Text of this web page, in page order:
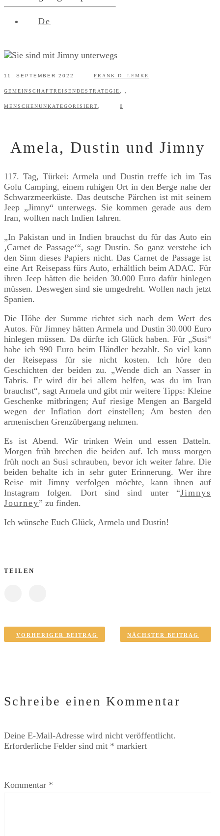
De
11. SEPTEMBER 2022 FRANK D. LEMKE
GEMEINSCHAFT ,
REISENDE ,
STRATEGIE
MENSCHEN ,
UNKATEGORISIERT 0
Amela, Dustin und Jimny
117. Tag, Türkei: Armela und Dustin treffe ich im Tas
Golu Camping, einem ruhigen Ort in den Berge nahe der
Schwarzmeerküste. Das deutsche Pärchen ist mit seinem
Jeep „Jimny“ unterwegs. Sie kommen gerade aus dem
Iran, wollten nach Indien fahren.
„In Pakistan und in Indien brauchst du für das Auto ein
‚Carnet de Passage‘“, sagt Dustin. So ganz verstehe ich
den Sinn dieses Papiers nicht. Das Carnet de Passage ist
eine Art Reisepass fürs Auto, erhältlich beim ADAC. Für
ihren Jeep hätten die beiden 30.000 Euro dafür hinlegen
müssen. Deswegen sind sie umgedreht. Wollen nach jetzt
Spanien.
Die Höhe der Summe richtet sich nach dem Wert des
Autos. Für Jimney hätten Armela und Dustin 30.000 Euro
hinlegen müssen. Da dürfte ich Glück haben. Für „Susi“
habe ich 990 Euro beim Händler bezahlt. So viel kann
der Reisepass für sie nicht kosten. Ich höre den
Geschichten der beiden zu. „Wende dich an Nasser in
Tabris. Er wird dir bei allem helfen, was du im Iran
brauchst“, sagt Armela und gibt mir weitere Tipps: Kleine
Geschenke mitbringen; Auf riesige Mengen an Bargeld
wegen der Inflation dort einstellen; Am besten den
armenischen Grenzübergang nehmen.
Es ist Abend. Wir trinken Wein und essen Datteln.
Morgen früh brechen die beiden auf. Ich muss morgen
früh noch an Susi schrauben, bevor ich weiter fahre. Die
beiden behalte ich in sehr guter Erinnerung. Wer ihre
Reise mit Jimny verfolgen möchte, kann ihnen auf
Instagram folgen. Dort sind sind unter “Jimnys
Journey” zu finden.
Ich wünsche Euch Glück, Armela und Dustin!
TEILEN
VORHERIGER BEITRAG NÄCHSTER BEITRAG
Schreibe einen Kommentar
Deine E-Mail-Adresse wird nicht veröffentlicht.
Erforderliche Felder sind mit * markiert
Kommentar *